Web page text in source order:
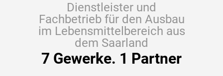
Dienstleister und
Fachbetrieb für den Ausbau
im Lebensmittelbereich aus
dem Saarland
7 Gewerke. 1 Partner